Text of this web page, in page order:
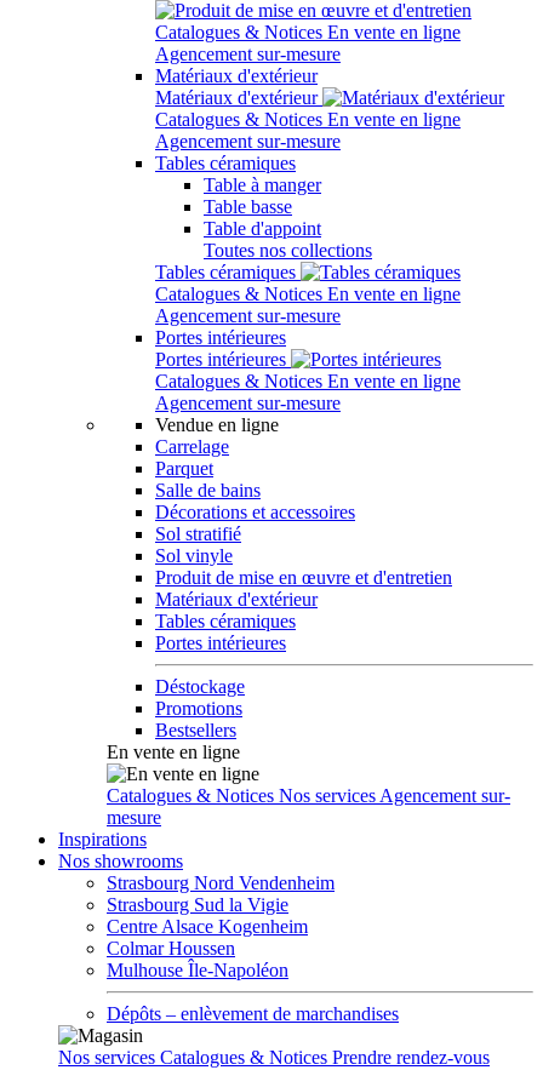
Catalogues & Notices En vente en ligne
Agencement sur-mesure
Matériaux d'extérieur
Matériaux d'extérieur
Catalogues & Notices En vente en ligne
Agencement sur-mesure
Tables céramiques
Table à manger
Table basse
Table d'appoint
Toutes nos collections
Tables céramiques
Catalogues & Notices En vente en ligne
Agencement sur-mesure
Portes intérieures
Portes intérieures
Catalogues & Notices En vente en ligne
Agencement sur-mesure
Vendue en ligne
Carrelage
Parquet
Salle de bains
Décorations et accessoires
Sol stratifié
Sol vinyle
Produit de mise en œuvre et d'entretien
Matériaux d'extérieur
Tables céramiques
Portes intérieures
Déstockage
Promotions
Bestsellers
En vente en ligne
Catalogues & Notices Nos services Agencement sur-
mesure
Inspirations
Nos showrooms
Strasbourg Nord Vendenheim
Strasbourg Sud la Vigie
Centre Alsace Kogenheim
Colmar Houssen
Mulhouse Île-Napoléon
Dépôts – enlèvement de marchandises
Nos services Catalogues & Notices Prendre rendez-vous